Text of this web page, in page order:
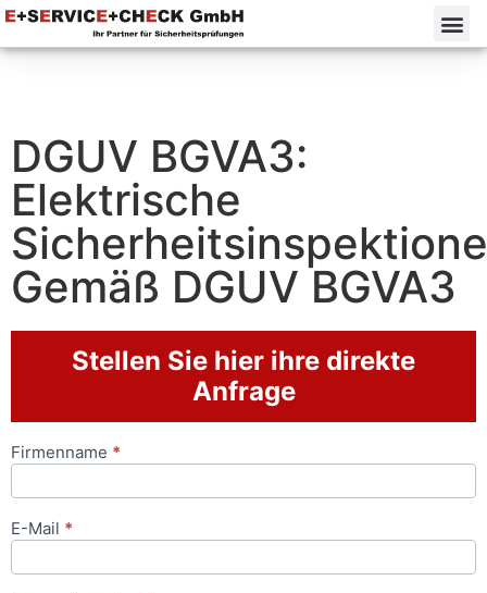
DGUV BGVA3:
Elektrische
Gemäß DGUV BGVA3
Stellen Sie hier ihre direkte
Anfrage
Anfrageformular
Firmenname *
E-Mail *